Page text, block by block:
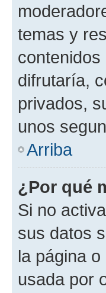
temas y
difrutaría,
privados,
unos
Arriba
¿Por qué
Si no
sus datos
la página
usada por